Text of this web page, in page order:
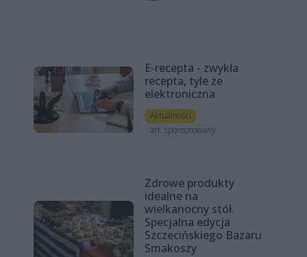
E-recepta - zwykła
recepta, tyle że
elektroniczna
Aktualności
art. sponsorowany
Zdrowe produkty
idealne na
wielkanocny stół.
Specjalna edycja
Szczecińskiego Bazaru
Smakoszy